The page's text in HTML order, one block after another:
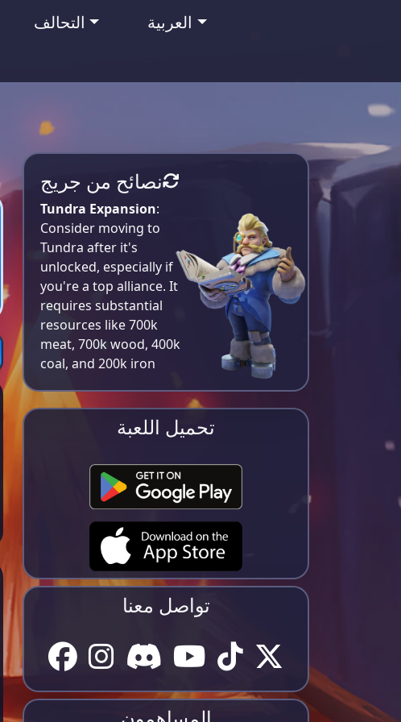
التحالف
العربية
نصائح من جريج
Tundra Expansion:
Consider moving to
Tundra after it's
unlocked, especially if
you're a top alliance. It
requires substantial
resources like 700k
meat, 700k wood, 400k
coal, and 200k iron​
تحميل اللعبة
تواصل معنا